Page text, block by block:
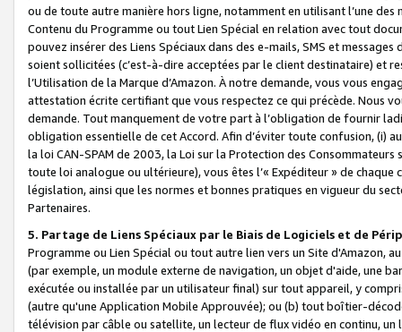
ou de toute autre manière hors ligne, notamment en utilisant l’une
Contenu du Programme ou tout Lien Spécial en relation avec tout
pouvez insérer des Liens Spéciaux dans des e-mails, SMS et
soient sollicitées (c’est-à-dire acceptées par le client destinataire) et
l’Utilisation de la Marque d’Amazon. À notre demande, vous vous
attestation écrite certifiant que vous respectez ce qui précède. Nous
demande. Tout manquement de votre part à l’obligation de fournir
obligation essentielle de cet Accord. Afin d’éviter toute confusion, (i)
la loi CAN-SPAM de 2003, la Loi sur la Protection des
toute loi analogue ou ultérieure), vous êtes l’« Expéditeur » de
législation, ainsi que les normes et bonnes pratiques en vigueur du
Partenaires.
5. Partage de Liens Spéciaux par le Biais de Logiciels et de
Programme ou Lien Spécial ou tout autre lien vers un Site d'Amazon,
(par exemple, un module externe de navigation, un objet d'aide, une
exécutée ou installée par un utilisateur final) sur tout appareil, y
(autre qu'une Application Mobile Approuvée); ou (b) tout boîtier-
télévision par câble ou satellite, un lecteur de flux vidéo en continu,